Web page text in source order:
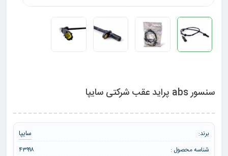
سنسور abs پراید عقب شرکتی سایپا
برند: سایپا
شناسه محصول :
۴۳۹۹۸